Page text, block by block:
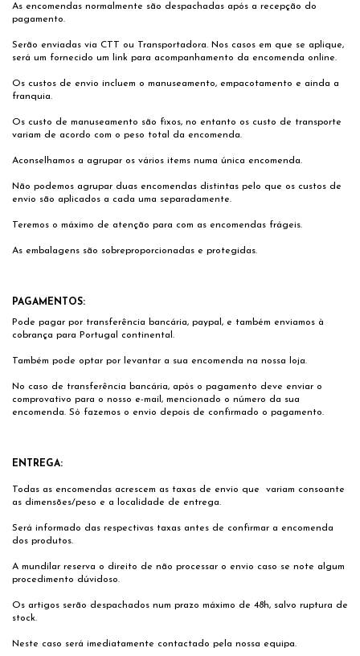
As encomendas normalmente são despachadas após a recepção do
pagamento.
Serão enviadas via CTT ou Transportadora. Nos casos em que se aplique,
será um fornecido um link para acompanhamento da encomenda online.
Os custos de envio incluem o manuseamento, empacotamento e ainda a
franquia.
Os custo de manuseamento são fixos, no entanto os custo de transporte
variam de acordo com o peso total da encomenda.
Aconselhamos a agrupar os vários items numa única encomenda.
Não podemos agrupar duas encomendas distintas pelo que os custos de
envio são aplicados a cada uma separadamente.
Teremos o máximo de atenção para com as encomendas frágeis.
As embalagens são sobreproporcionadas e protegidas.
PAGAMENTOS:
Pode pagar por transferência bancária, paypal, e também enviamos à
cobrança para Portugal continental.
Também pode optar por levantar a sua encomenda na nossa loja.
No caso de transferência bancária, após o pagamento deve enviar o
comprovativo para o nosso e-mail, mencionado o número da sua
encomenda. Só fazemos o envio depois de confirmado o pagamento.
ENTREGA:
Todas as encomendas acrescem as taxas de envio que variam consoante
as dimensões/peso e a localidade de entrega.
Será informado das respectivas taxas antes de confirmar a encomenda
dos produtos.
A mundilar reserva o direito de não processar o envio caso se note algum
procedimento dúvidoso.
Os artigos serão despachados num prazo máximo de 48h, salvo ruptura de
stock.
Neste caso será imediatamente contactado pela nossa equipa.